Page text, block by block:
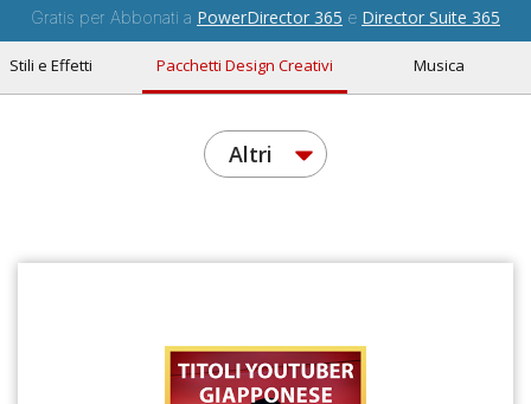
Gratis per Abbonati a PowerDirector 365 e Director Suite 365
Stili e Effetti Pacchetti Design Creativi Musica
Altri